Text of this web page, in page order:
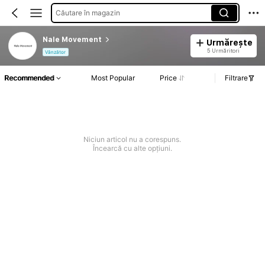
Căutare în magazin
Nale Movement
Vânzător
Urmărește
5 Urmăritori
Recommended Most Popular Price Filtrare
Niciun articol nu a corespuns.
Încearcă cu alte opțiuni.